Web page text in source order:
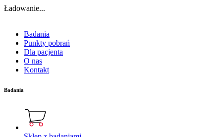
Ładowanie...
Badania
Punkty pobrań
Dla pacjenta
O nas
Kontakt
Badania